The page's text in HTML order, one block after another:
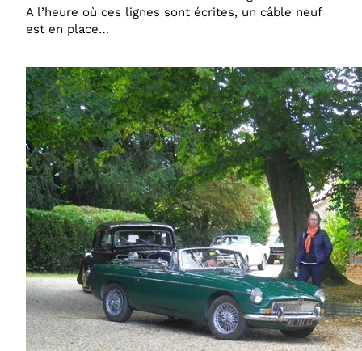
A l’heure où ces lignes sont écrites, un câble neuf
est en place…